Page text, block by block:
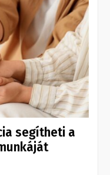
segítheti a